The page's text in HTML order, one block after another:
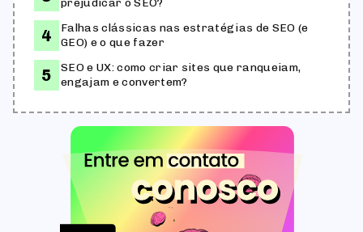
Falhas clássicas nas estratégias de SEO (e
GEO) e o que fazer
SEO e UX: como criar sites que ranqueiam,
engajam e convertem?